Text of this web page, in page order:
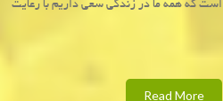
است که همه ما در زندگی سعی داریم با رعایت
Read More